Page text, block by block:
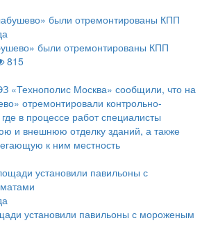
были отремонтированы КПП
815
«Технополис Москва» сообщили, что на
отремонтировали контрольно-
в процессе работ специалисты
и внешнюю отделку зданий, а также
к ним местность
установили павильоны с мороженым